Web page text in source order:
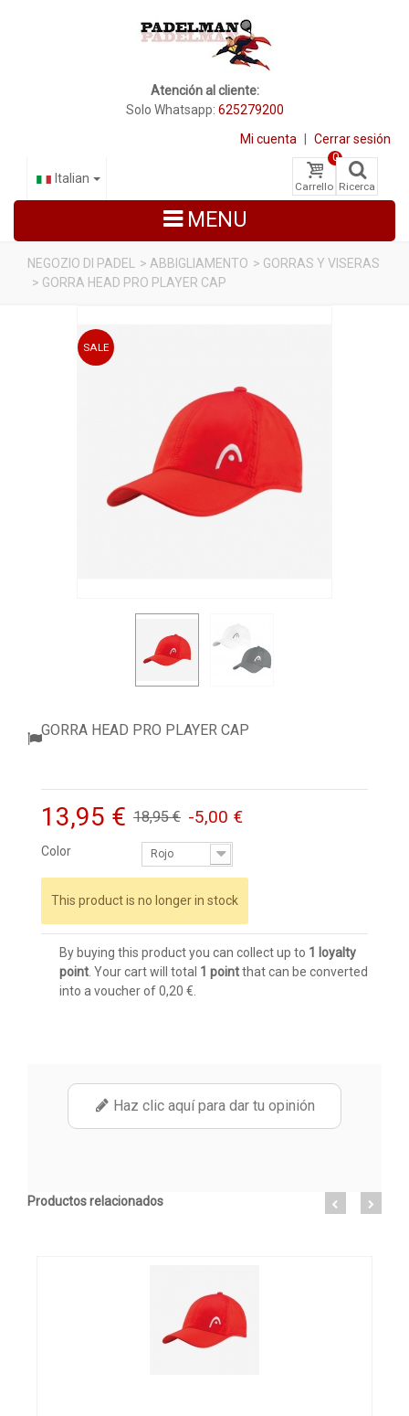
Atención al cliente:
Solo Whatsapp: 625279200
Mi cuenta Cerrar sesión
Carrello
0
Ricerca
Italian
MENU
SCARPE PADEL
ABBIGLIAMENTO
NEGOZIO DI PADEL > ABBIGLIAMENTO > GORRAS Y VISERAS
> GORRA HEAD PRO PLAYER CAP
SALE
GORRA HEAD PRO PLAYER CAP
13,95 € 18,95 € -5,00 €
Color Rojo
This product is no longer in stock
By buying this product you can collect up to 1
loyalty
point . Your cart will total 1 pointthat can be converted
into a voucher of0,20 €
Haz clic aquí para dar tu opinión
Productos relacionados